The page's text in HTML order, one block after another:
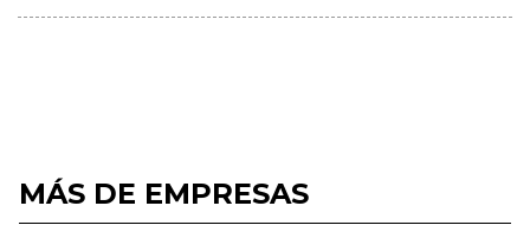
MÁS DE EMPRESAS